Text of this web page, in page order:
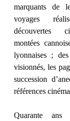
marquants de
voyages
découvertes
montées
lyonnaises ;
visionnés, les
succession
références
Quarante ans